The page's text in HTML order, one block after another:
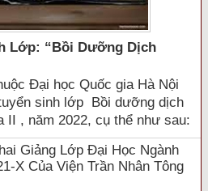
Lớp: “bồi Dưỡng Dịch
Đại học Quốc gia Hà Nội
sinh lớp Bồi dưỡng dịch
, năm 2022, cụ thể như sau:
Giảng Lớp Đại Học Ngành
X Của Viện Trần Nhân Tông